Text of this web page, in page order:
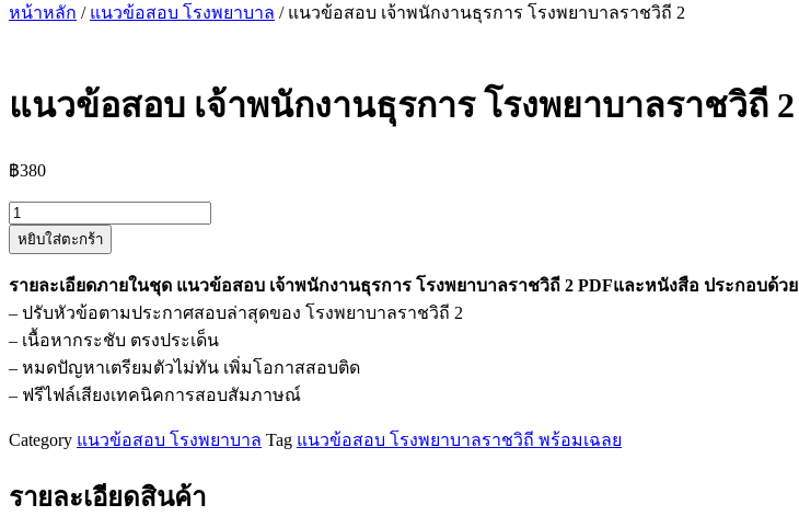
หน้าหลัก / แนวข้อสอบ โรงพยาบาล / แนวข้อสอบ เจ้าพนักงานธุรการ โรงพยาบาลราชวิถี 2
แนวข้อสอบ เจ้าพนักงานธุรการ โรงพยาบาลราชวิถี 2
฿380
จำนวน
แนว
เจ้า
พนักงาน
ธุรการ
โรง
พยาบาล
ราชวิถี
หยิบใส่ตะกร้า
รายละเอียดภายในชุด แนวข้อสอบ เจ้าพนักงานธุรการ โรงพยาบาลราชวิถี 2 PDFและหนังสือ ประกอบด้วย
– ปรับหัวข้อตามประกาศสอบล่าสุดของ โรงพยาบาลราชวิถี 2
– เนื้อหากระชับ ตรงประเด็น
– หมดปัญหาเตรียมตัวไม่ทัน เพิ่มโอกาสสอบติด
– ฟรีไฟล์เสียงเทคนิคการสอบสัมภาษณ์
Category แนวข้อสอบ โรงพยาบาล Tag แนวข้อสอบ โรงพยาบาลราชวิถี พร้อมเฉลย
รายละเอียดสินค้า